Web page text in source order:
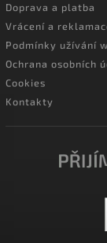
Doprava a platba
Vrácení a
Podmínky užívání
Ochrana osobních
Cookies
Kontakty